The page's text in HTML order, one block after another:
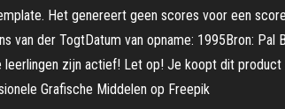
Het genereert geen scores voor een
van der TogtDatum van opname: 1995Bron:
leerlingen zijn actief! Let op! Je koopt dit
Grafische Middelen op Freepik